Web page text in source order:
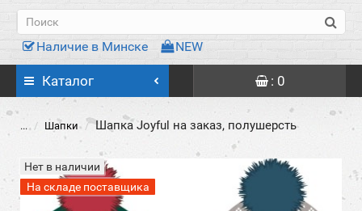
Наличие в Минске NEW
Каталог : 0
... Шапки Шапка Joyful на заказ, полушерсть
Нет в наличии
На складе поставщика